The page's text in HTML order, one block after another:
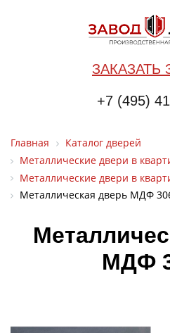
ЗАКАЗАТЬ
+7 (495)
Главная
Каталог дверей
Металлические двери в
Металлические двери в
Металлическая дверь МДФ
МДФ